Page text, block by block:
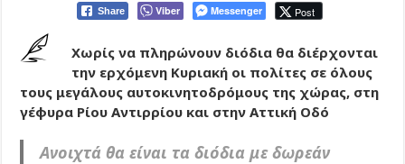
Share Viber Messenger Post
Χωρίς να πληρώνουν διόδια θα διέρχονται
την ερχόμενη Κυριακή οι πολίτες σε όλους
τους μεγάλους αυτοκινητοδρόμους της χώρας, στη
γέφυρα Ρίου Αντιρρίου και στην Αττική Οδό
Ανοιχτά θα είναι τα διόδια με δωρεάν